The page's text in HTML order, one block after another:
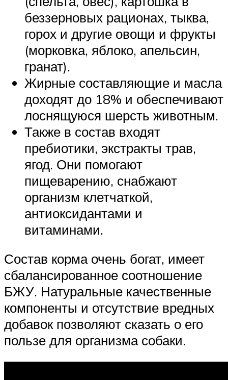
беззерновых рационах, тыква,
горох и другие овощи и фрукты
(морковка, яблоко, апельсин,
гранат).
Жирные составляющие и масла
доходят до 18% и обеспечивают
лоснящуюся шерсть животным.
Также в состав входят
пребиотики, экстракты трав,
ягод. Они помогают
пищеварению, снабжают
организм клетчаткой,
антиоксидантами и
витаминами.
Состав корма очень богат, имеет
сбалансированное соотношение
БЖУ. Натуральные качественные
компоненты и отсутствие вредных
добавок позволяют сказать о его
пользе для организма собаки.